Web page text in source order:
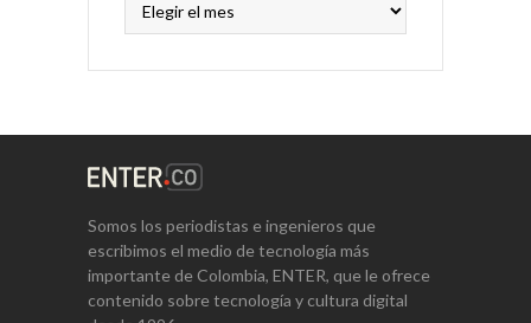
Somos los periodistas e ingenieros que
escribimos el medio de tecnología más
importante de Colombia, ENTER, que le ofrece
contenido sobre tecnología y cultura digital